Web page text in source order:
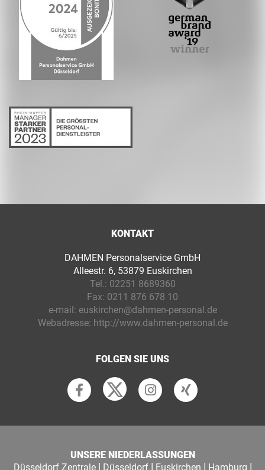
KONTAKT
DAHMEN Personalservice GmbH
Alleestr. 6, 53879 Euskirchen
Tel.: 02251 8689360
Fax: 0211 876 678 10
e-mail: euskirchen@dahmen-personal.de
Webadresse: http://www.dahmen-personal.de
FOLGEN SIE UNS
UNSERE NIEDERLASSUNGEN
Düsseldorf Zentrale| Düsseldorf| Euskirchen | Hamburg |